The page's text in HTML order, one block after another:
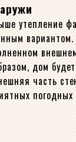
утепление
дом
часть
погодных